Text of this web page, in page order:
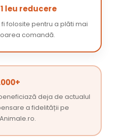
leu reducere
folosite pentru a plăti mai
comandă.
deja de actualul
a fidelității pe